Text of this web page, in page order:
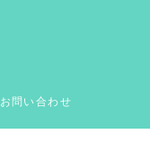
お問い合わせ